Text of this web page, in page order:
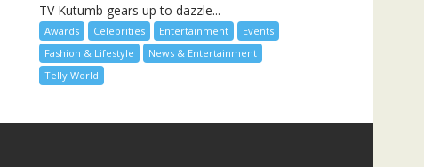
TV Kutumb gears up to dazzle...
Awards Celebrities Entertainment
Events
Fashion & Lifestyle
News & Entertainment
Telly World